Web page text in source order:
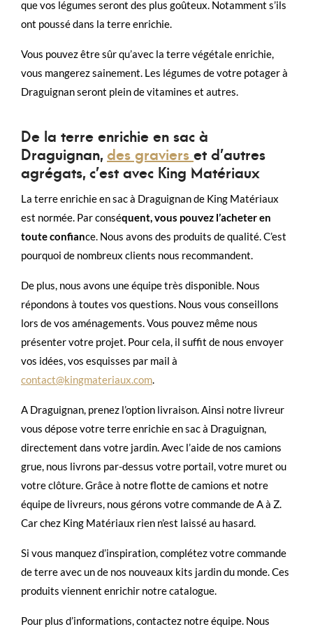
que vos légumes seront des plus goûteux. Notamment s’ils
ont poussé dans la terre enrichie.
Vous pouvez être sûr qu’avec la terre végétale enrichie,
vous mangerez sainement. Les légumes de votre potager à
Draguignan seront plein de vitamines et autres.
De la terre enrichie en sac à
Draguignan,des gravierset d’autres
agrégats, c’est avec King Matériaux
La terre enrichie en sac à Draguignan de King Matériaux
est normée. Par conséquent, vous pouvez l’acheter en
toute confiance. Nous avons des produits de qualité. C’est
pourquoi de nombreux clients nous recommandent.
De plus, nous avons une équipe très disponible. Nous
répondons à toutes vos questions. Nous vous conseillons
lors de vos aménagements. Vous pouvez même nous
présenter votre projet. Pour cela, il suffit de nous envoyer
vos idées, vos esquisses par mail à
contact@kingmateriaux.com
A Draguignan, prenez l’option livraison. Ainsi notre livreur
vous dépose votre terre enrichie en sac à Draguignan,
directement dans votre jardin. Avec l’aide de nos camions
grue, nous livrons par-dessus votre portail, votre muret ou
votre clôture. Grâce à notre flotte de camions et notre
équipe de livreurs, nous gérons votre commande de A à Z.
Car chez King Matériaux rien n’est laissé au hasard.
Si vous manquez d’inspiration, complétez votre commande
de terre avec un de nos nouveaux kits jardin du monde. Ces
produits viennent enrichir notre catalogue.
Pour plus d’informations, contactez notre équipe. Nous